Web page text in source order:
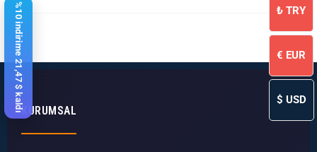
KURUMSAL
%10 indirime 21,47 $ kaldı ₺ TRY
€ EUR
$ USD